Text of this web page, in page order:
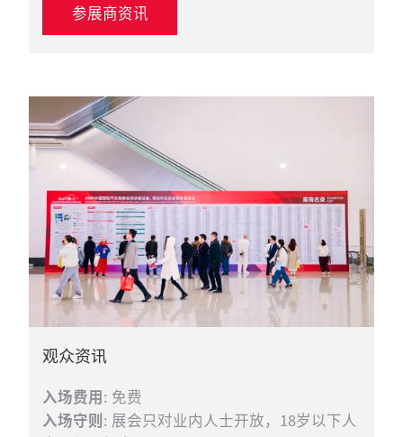
参展商资讯
观众资讯
入场费用: 免费
入场守则: 展会只对业内人士开放，18岁以下人